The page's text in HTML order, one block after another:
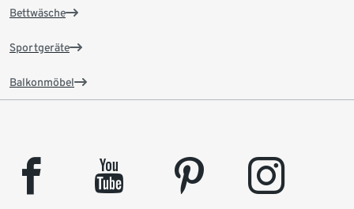
Bettwäsche
Sportgeräte
Balkonmöbel
facebook youtube pinterest instagram